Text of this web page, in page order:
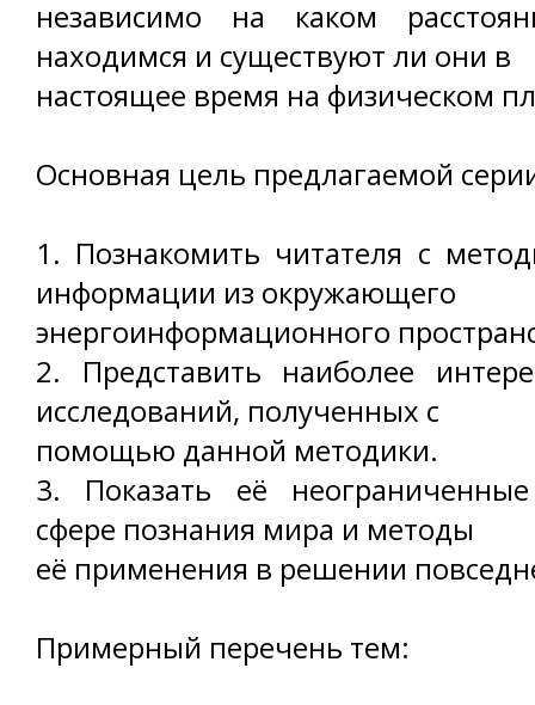
независимо на каком
находимся и существуют ли они в
настоящее время на физическом
Основная цель предлагаемой
1. Познакомить читателя с
информации из окружающего
энергоинформационного
2. Представить наиболее
исследований, полученных с
помощью данной методики.
3. Показать её
сфере познания мира и методы
её применения в решении
Примерный перечень тем: